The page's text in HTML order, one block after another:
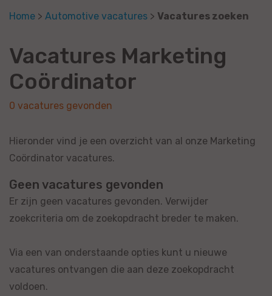
Home > Automotive vacatures > Vacatures zoeken
Vacatures Marketing
Coördinator
0 vacatures gevonden
Hieronder vind je een overzicht van al onze Marketing
Coördinator vacatures.
Geen vacatures gevonden
Er zijn geen vacatures gevonden. Verwijder
zoekcriteria om de zoekopdracht breder te maken.
Via een van onderstaande opties kunt u nieuwe
vacatures ontvangen die aan deze zoekopdracht
voldoen.